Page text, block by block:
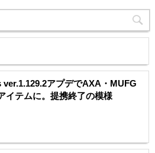
ver.1.129.2アプデでAXA・MUFG
イテムに。提携終了の模様